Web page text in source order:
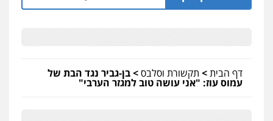
דף הבית> תקשורת וסלבס>בן-גביר נגד הבת של
עמוס עוז: "אני עושה טוב למגזר הערבי"